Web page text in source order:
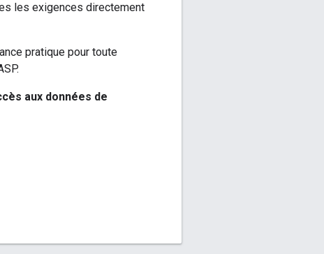
les exigences directement
pratique pour toute
aux données de